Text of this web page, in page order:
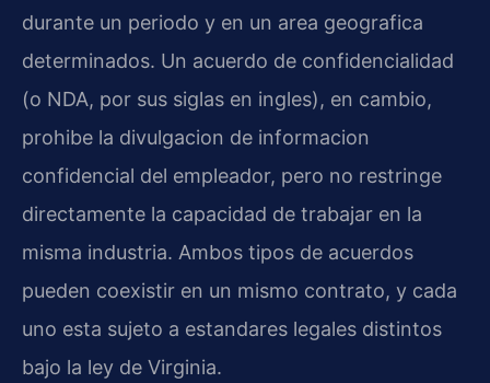
durante un periodo y en un area geografica
determinados. Un acuerdo de confidencialidad
(o NDA, por sus siglas en ingles), en cambio,
prohibe la divulgacion de informacion
confidencial del empleador, pero no restringe
directamente la capacidad de trabajar en la
misma industria. Ambos tipos de acuerdos
pueden coexistir en un mismo contrato, y cada
uno esta sujeto a estandares legales distintos
bajo la ley de Virginia.